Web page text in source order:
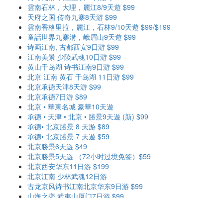
雲南石林，大理，麗江8/9天遊 $99
天府之国 传奇九寨8天游 $99
雲南香格里拉，麗江，石林9/10天遊 $99/$199
童話世界九寨溝，峨眉山9天遊 $99
诗画江南, 古都西安9日游 $99
江南美景 少陵武魂10日游 $99
黄山千岛湖 诗书江南9日游 $99
北京 江南 黄石 千岛湖 11日游 $99
北京承德天津8天游 $99
北京承德7日游 $89
北京 • 華東名城 豪華10天遊
承德 • 天津 • 北京 • 勝景9天遊 (新) $99
承德• 北京勝景 8 天游 $89
承德• 北京勝景 7 天遊 $59
北京勝景6天遊 $49
北京勝景5天遊 （72小时过境免签）$59
北京西安华东11日游 $199
北京江南 少林武魂12日游
古龙京风诗书江南北京华东9日游 $99
山海之恋 武夷山厦门7日游 $99